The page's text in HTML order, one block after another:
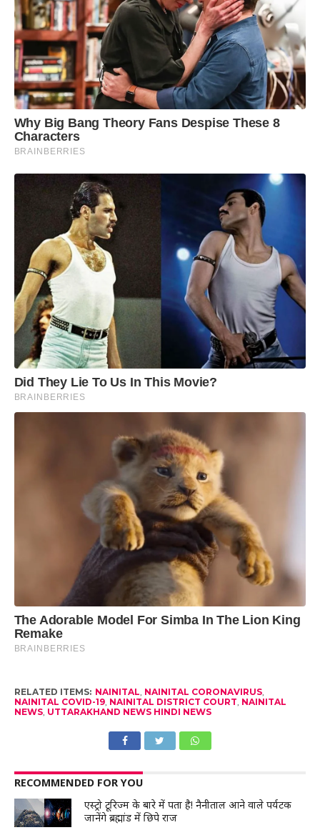
RELATED ITEMS: NAINITAL, NAINITAL CORONAVIRUS,
NAINITAL COVID-19, NAINITAL DISTRICT COURT, NAINITAL
NEWS, UTTARAKHAND NEWS HINDI NEWS
RECOMMENDED FOR YOU
एस्ट्रो टूरिज्म के बारे में पता है! नैनीताल आने वाले पर्यटक
जानेंगे ब्रह्मांड में छिपे राज